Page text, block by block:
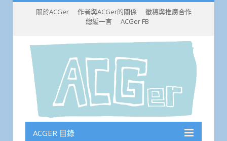
關於ACGer 作者與ACGer的關係
徵稿與推廣合作
總編一言
ACGer FB
ACGER 目錄